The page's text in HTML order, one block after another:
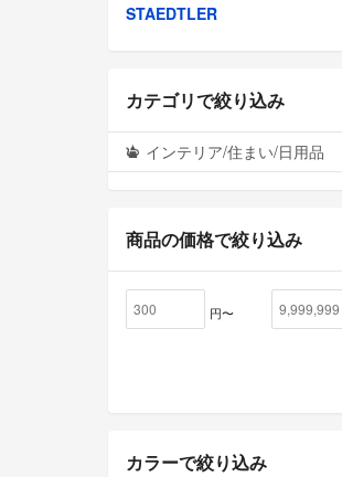
STAEDTLER
カテゴリで絞り込み
インテリア/住まい/日用品
商品の価格で絞り込み
円〜
カラーで絞り込み